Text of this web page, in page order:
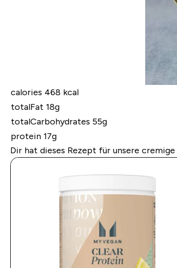
calories 468 kcal
totalFat 18g
totalCarbohydrates 55g
protein 17g
Dir hat dieses Rezept für unsere